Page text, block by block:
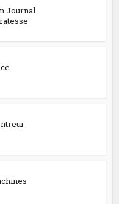
Journal